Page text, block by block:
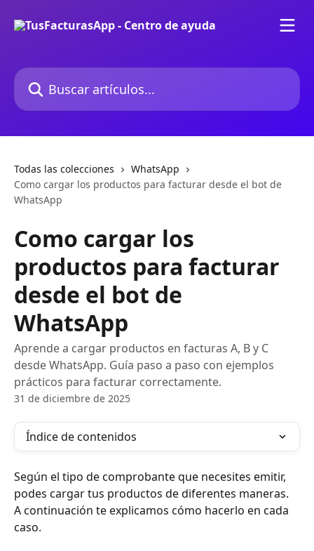
Buscar artículos...
Todas las colecciones
WhatsApp
Como cargar los productos para facturar desde el bot de
WhatsApp
Como cargar los
productos para facturar
desde el bot de
WhatsApp
Aprende a cargar productos en facturas A, B y C
desde WhatsApp. Guía paso a paso con ejemplos
prácticos para facturar correctamente.
31 de diciembre de 2025
Índice de contenidos
Según el tipo de comprobante que necesites emitir,
podes cargar tus productos de diferentes maneras.
A continuación te explicamos cómo hacerlo en cada
caso.